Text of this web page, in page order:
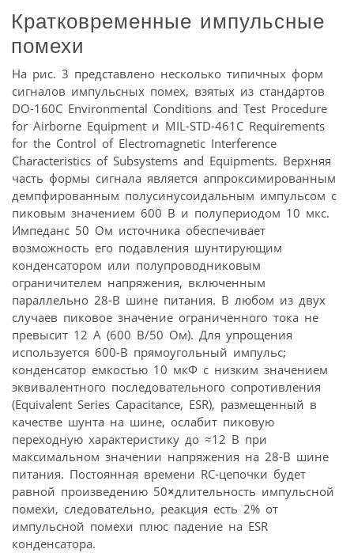
Кратковременные импульсные
помехи
На рис. 3 представлено несколько типичных форм
сигналов импульсных помех, взятых из стандартов
DO-160C Environmental Conditions and Test Procedure
for Airborne Equipment и MIL-STD-461C Requirements
for the Control of Electromagnetic Interference
Characteristics of Subsystems and Equipments. Верхняя
часть формы сигнала является аппроксимированным
демпфированным полусинусоидальным импульсом с
пиковым значением 600 В и полупериодом 10 мкс.
Импеданс 50 Ом источника обеспечивает
возможность его подавления шунтирующим
конденсатором или полупроводниковым
ограничителем напряжения, включенным
параллельно 28-В шине питания. В любом из двух
случаев пиковое значение ограниченного тока не
превысит 12 А (600 В/50 Ом). Для упрощения
используется 600-В прямоугольный импульс;
конденсатор емкостью 10 мкФ с низким значением
эквивалентного последовательного сопротивления
(Equivalent Series Capacitance, ESR), размещенный в
качестве шунта на шине, ослабит пиковую
переходную характеристику до ≈12 В при
максимальном значении напряжения на 28-В шине
питания. Постоянная времени RC-цепочки будет
равной произведению 50×длительность импульсной
помехи, следовательно, реакция есть 2% от
импульсной помехи плюс падение на ESR
конденсатора.